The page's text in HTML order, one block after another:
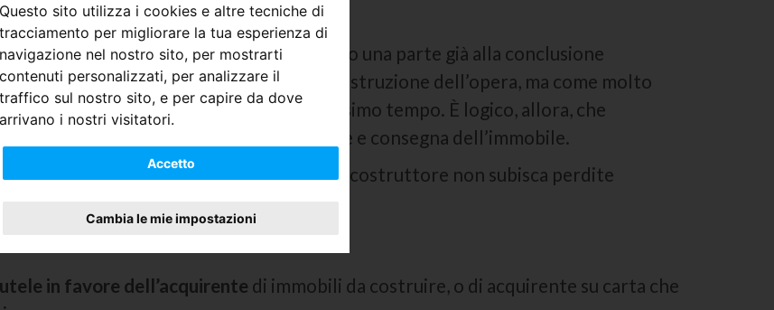
Questo sito utilizza i cookies e altre tecniche di
tracciamento per migliorare la tua esperienza di
navigazione nel nostro sito, per mostrarti
contenuti personalizzati, per analizzare il
traffico sul nostro sito, e per capire da dove
arrivano i nostri visitatori.
Accetto
Cambia le mie impostazioni
alla vendita su carta.
se non tutto il prezzo quanto meno una parte già alla conclusione
ha bisogno di denaro per avviare la costruzione dell’opera, ma come molto
degli stessi può trascorrere tantissimo tempo. È logico, allora, che
non si rispettano i tempi di costruzione e consegna dell’immobile.
per la costruzione nulla assicura che il costruttore non subisca perdite
al
fallimento
in favore dell’acquirente di immobili da costruire, o di acquirente su carta che